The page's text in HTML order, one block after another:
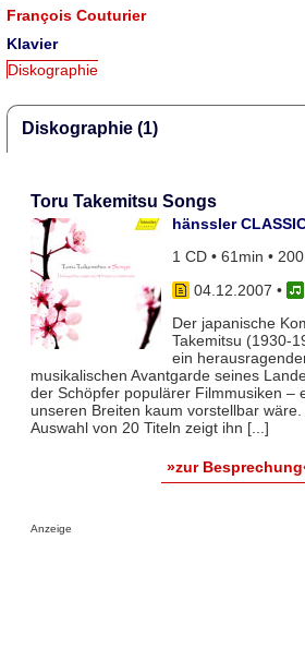
François Couturier
Klavier
Diskographie
Diskographie (1)
Toru Takemitsu Songs
hänssler
1 CD • 61min •
04.12.2007 •
Der japanische
Takemitsu (1930-
ein
musikalischen Avantgarde seines
der Schöpfer populärer Filmmusiken –
unseren Breiten kaum vorstellbar
Auswahl von 20 Titeln zeigt ihn [...]
»zur
Anzeige